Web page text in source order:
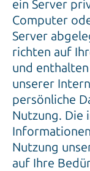
ein Server
Computer
Server
richten auf
und
unserer
persönliche
Nutzung. Die
Nutzung
auf Ihre